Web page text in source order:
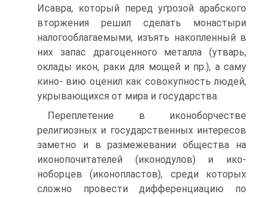
Исавра, который перед угрозой арабского
вторжения решил сделать монастыри
налогооблагаемыми, изъять накопленный в
них запас драгоценного металла (утварь,
оклады икон, раки для мощей и пр.), а саму
кино- вию оценил как совокупность людей,
укрывающихся от мира и государства.
Переплетение в иконоборчестве
религиозных и государственных интересов
заметно и в размежевании общества на
иконопочитателей (иконодулов) и ико­
ноборцев (иконопластов), среди которых
сложно провести дифференциацию по